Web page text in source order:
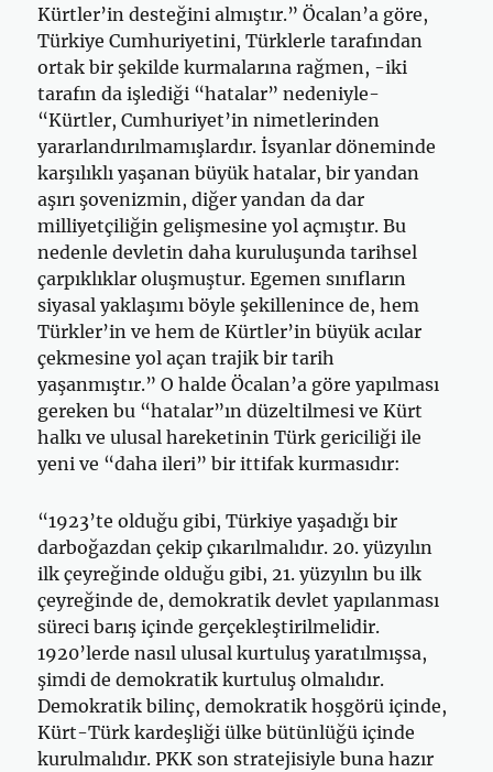
Kürtler’in desteğini almıştır.” Öcalan’a göre,
Türkiye Cumhuriyetini, Türklerle tarafından
ortak bir şekilde kurmalarına rağmen, -iki
tarafın da işlediği “hatalar” nedeniyle-
“Kürtler, Cumhuriyet’in nimetlerinden
yararlandırılmamışlardır. İsyanlar döneminde
karşılıklı yaşanan büyük hatalar, bir yandan
aşırı şovenizmin, diğer yandan da dar
milliyetçiliğin gelişmesine yol açmıştır. Bu
nedenle devletin daha kuruluşunda tarihsel
çarpıklıklar oluşmuştur. Egemen sınıfların
siyasal yaklaşımı böyle şekillenince de, hem
Türkler’in ve hem de Kürtler’in büyük acılar
çekmesine yol açan trajik bir tarih
yaşanmıştır.” O halde Öcalan’a göre yapılması
gereken bu “hatalar”ın düzeltilmesi ve Kürt
halkı ve ulusal hareketinin Türk gericiliği ile
yeni ve “daha ileri” bir ittifak kurmasıdır:
“1923’te olduğu gibi, Türkiye yaşadığı bir
darboğazdan çekip çıkarılmalıdır. 20. yüzyılın
ilk çeyreğinde olduğu gibi, 21. yüzyılın bu ilk
çeyreğinde de, demokratik devlet yapılanması
süreci barış içinde gerçekleştirilmelidir.
1920’lerde nasıl ulusal kurtuluş yaratılmışsa,
şimdi de demokratik kurtuluş olmalıdır.
Demokratik bilinç, demokratik hoşgörü içinde,
Kürt-Türk kardeşliği ülke bütünlüğü içinde
kurulmalıdır. PKK son stratejisiyle buna hazır